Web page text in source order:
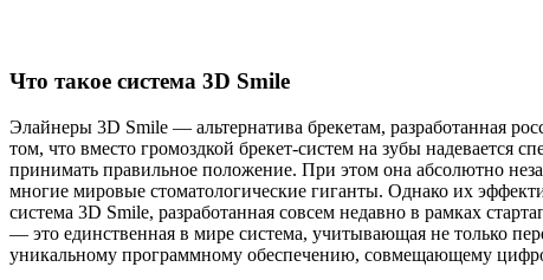
Что такое система 3D Smile
Элайнеры 3D Smile — альтернатива брекетам, разработанная
том, что вместо громоздкой брекет-систем на зубы надевается
принимать правильное положение. При этом она абсолютно
многие мировые стоматологические гиганты. Однако их
система 3D Smile, разработанная совсем недавно в рамках
— это единственная в мире система, учитывающая не только
уникальному программному обеспечению, совмещающему